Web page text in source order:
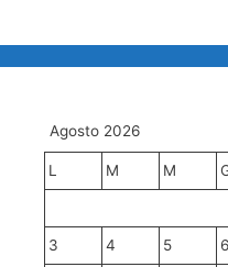
Agosto 2026
L M M
3 4 5 6